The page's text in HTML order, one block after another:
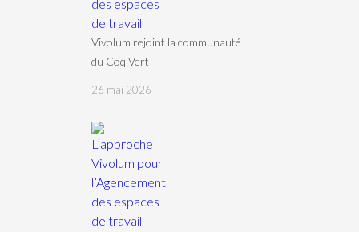
Vivolum rejoint la communauté
du Coq Vert
26 mai 2026